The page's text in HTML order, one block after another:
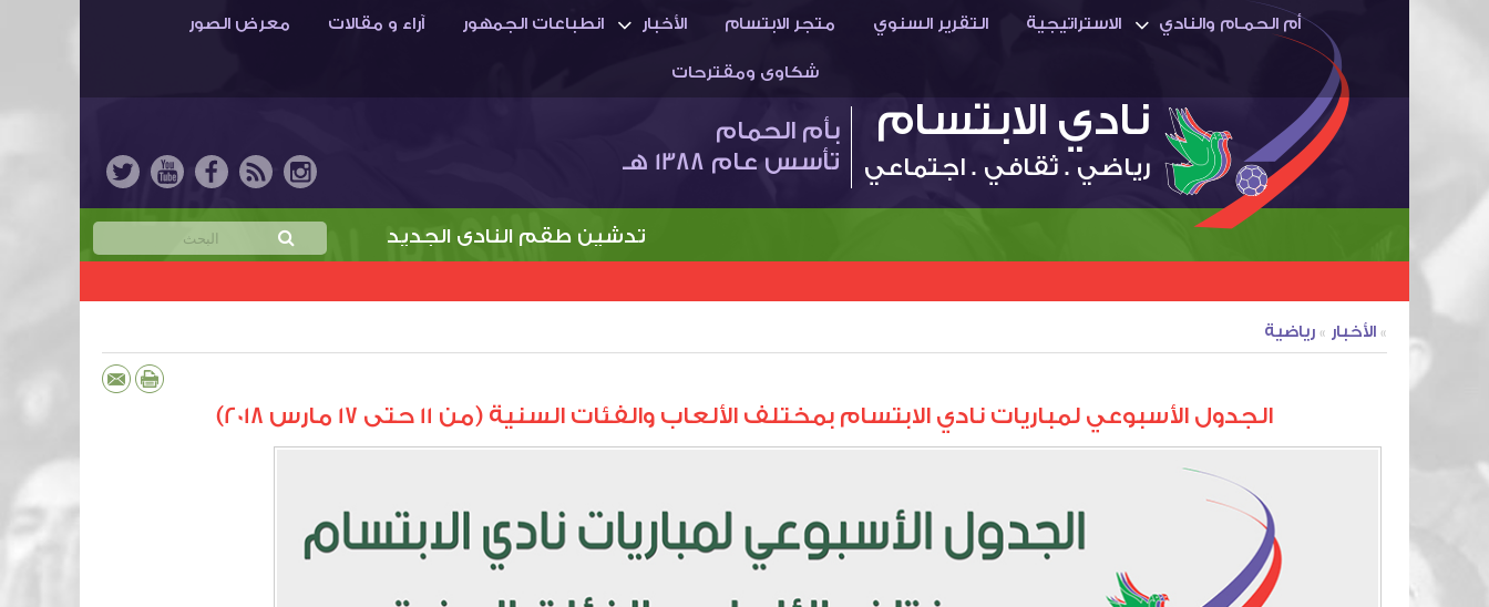
أم الحمـام والنادي الاستراتيجية التقرير السنوي متجر الابتسام الأخبار انطباعات الجمهور آراء و مقالات معرض الصور
شكاوى ومقترحات
نادي الابتسام
رياضي . ثقافي . اجتماعي
بأم الحمام
تأسس عام 1388 هـ
تدشين طقم النادي الجديد خمن نتيجة مباراة الابتسام والهدّاية
» الأخبار » رياضية
الجدول الأسبوعي لمباريات نادي الابتسام بمختلف الألعاب والفئات السنية (من 11 حتى 17 مارس 2018)